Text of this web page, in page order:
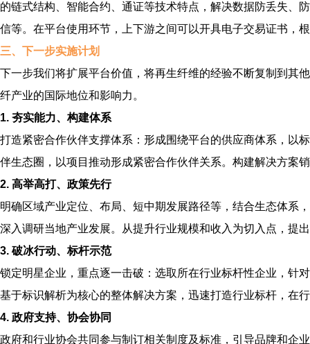
的链式结构、智能合约、通证等技术特点，解决数据防丢失、
信等。在平台使用环节，上下游之间可以开具电子交易证书，
三、下一步实施计划
下一步我们将扩展平台价值，将再生纤维的经验不断复制到其
纤产业的国际地位和影响力。
1. 夯实能力、构建体系
打造紧密合作伙伴支撑体系：形成围绕平台的供应商体系，以
伴生态圈，以项目推动形成紧密合作伙伴关系。构建解决方案
2. 高举高打、政策先行
明确区域产业定位、布局、短中期发展路径等，结合生态体系
深入调研当地产业发展。从提升行业规模和收入为切入点，提
3. 破冰行动、标杆示范
锁定明星企业，重点逐一击破：选取所在行业标杆性企业，针
基于标识解析为核心的整体解决方案，迅速打造行业标杆，在
4. 政府支持、协会协同
政府和行业协会共同参与制订相关制度及标准，引导品牌和企